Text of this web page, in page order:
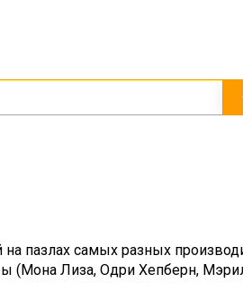
пазлах самых разных
(Мона Лиза, Одри Хепберн,